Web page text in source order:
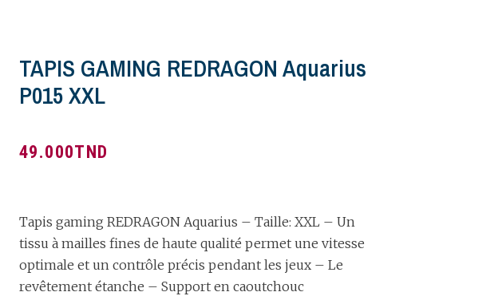
TAPIS GAMING REDRAGON Aquarius
P015 XXL
49.000TND
Tapis gaming REDRAGON Aquarius – Taille: XXL – Un
tissu à mailles fines de haute qualité permet une vitesse
optimale et un contrôle précis pendant les jeux – Le
revêtement étanche – Support en caoutchouc